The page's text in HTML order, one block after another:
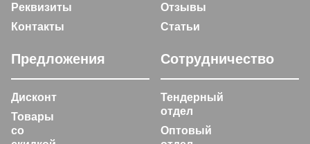
Реквизиты
Контакты
Отзывы
Статьи
Предложения
Дисконт
Товары
со
Сотрудничество
Тендерный
отдел
Оптовый